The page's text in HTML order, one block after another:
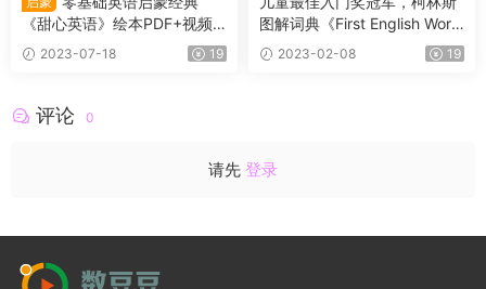
《甜心英语》绘本PDF+视频
+音频+练习纸
2023-07-18 19
图解词典《First English Word
s》词典+练习册+外教视频
2023-02-08 19
评论 0
请先 登录